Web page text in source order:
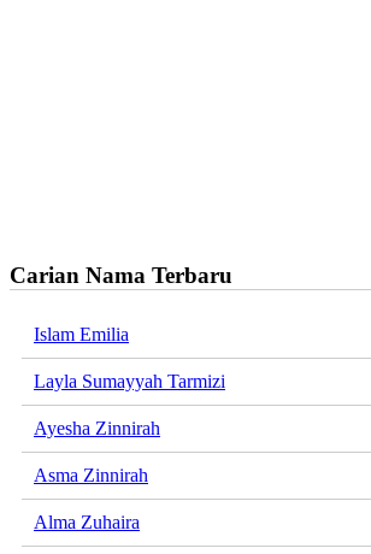
Carian Nama Terbaru
Islam Emilia
Layla Sumayyah Tarmizi
Ayesha Zinnirah
Asma Zinnirah
Alma Zuhaira